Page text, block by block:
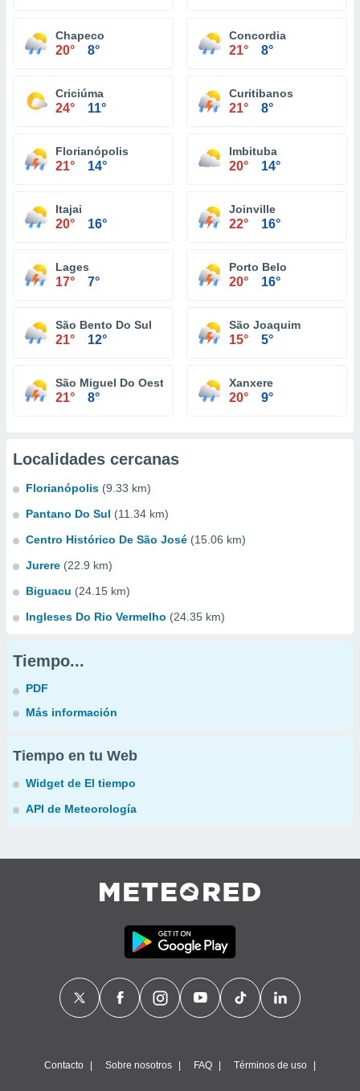
Chapeco
20° 8°
Concordia
21° 8°
Criciúma
24° 11°
Curitibanos
21° 8°
Florianópolis
21° 14°
Imbituba
20° 14°
Itajai
20° 16°
Joinville
22° 16°
Lages
17° 7°
Porto Belo
20° 16°
São Bento Do Sul
21° 12°
São Joaquim
15° 5°
São Miguel Do Oeste
21° 8°
Xanxere
20° 9°
Localidades cercanas
Florianópolis (9.33 km)
Pantano Do Sul (11.34 km)
Centro Histórico De São José (15.06 km)
Jurere (22.9 km)
Biguacu (24.15 km)
Ingleses Do Rio Vermelho (24.35 km)
Tiempo...
PDF
Más información
Tiempo en tu Web
Widget de El tiempo
API de Meteorología
Contacto Sobre nosotros FAQ Términos de uso